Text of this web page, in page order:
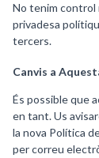
No tenim control
privadesa
tercers.
Canvis a
És possible que
en tant. Us
la nova Política
per correu